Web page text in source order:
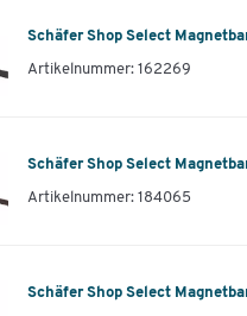
Schäfer Shop Select
Artikelnummer: 162269
Schäfer Shop Select
Artikelnummer: 184065
Schäfer Shop Select